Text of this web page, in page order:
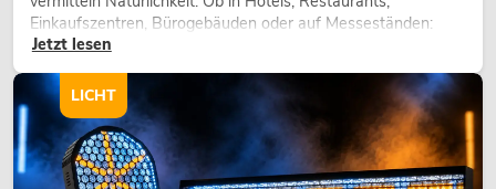
Einkaufszentren, Bürogebäuden oder auf Messeständen:
eine hochwertige Begrünung gehört heute längst zum
Jetzt lesen
LICHT